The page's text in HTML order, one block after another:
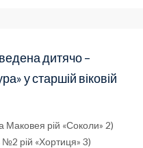
дитячо –
у старшій віковій
Маковея рій «Соколи» 2)
№2 рій «Хортиця» 3)